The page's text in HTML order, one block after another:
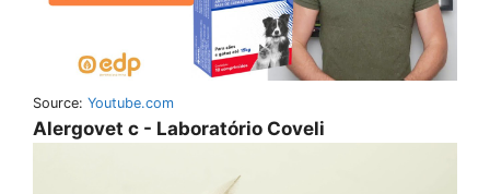
Source: Youtube.com
Alergovet c - Laboratório Coveli